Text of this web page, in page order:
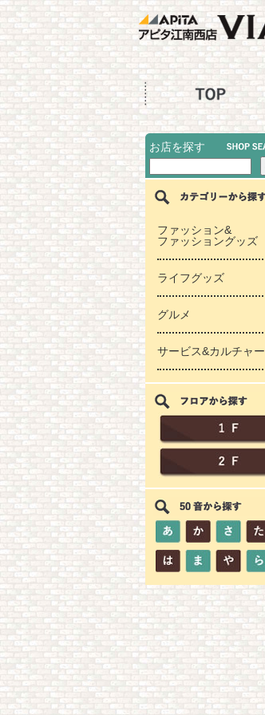
お店を探す
ファッション&
ファッショングッズ
ライフグッズ
グルメ
サービス&カルチャー